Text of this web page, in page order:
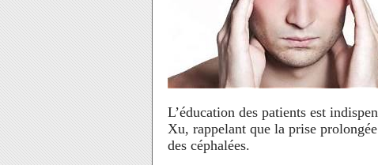
L’éducation des patients est
Xu, rappelant que la prise
des céphalées.